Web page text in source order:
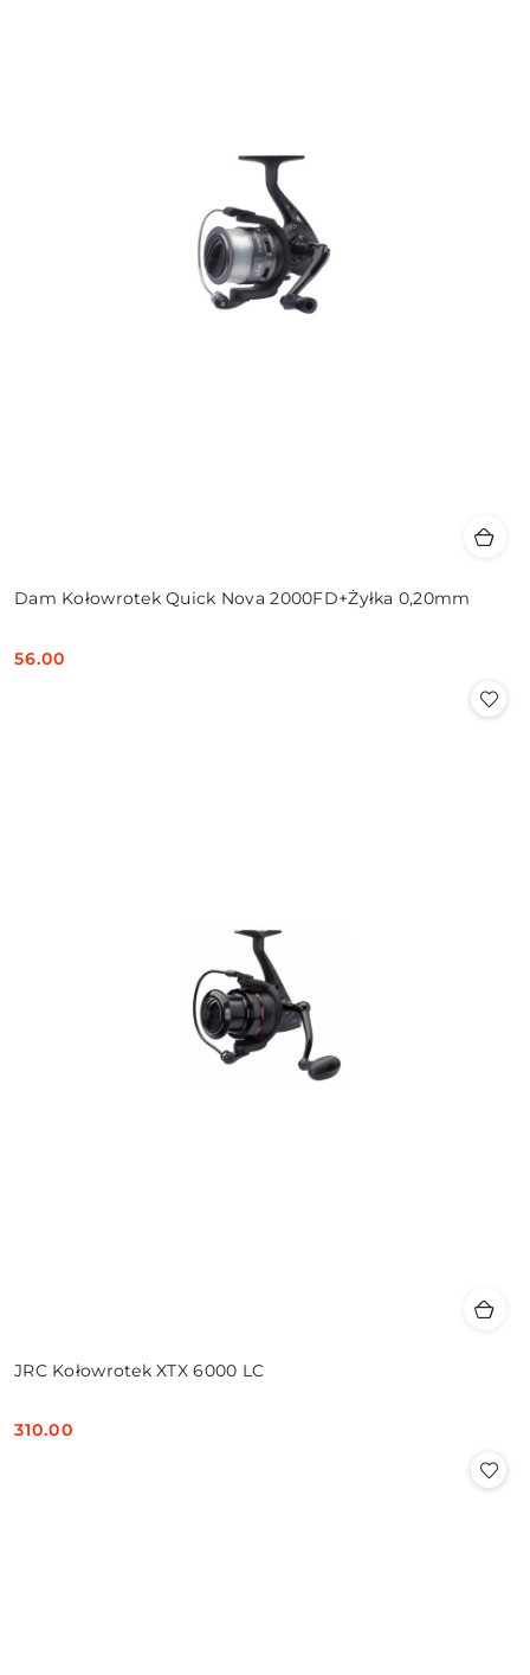
Dam Kołowrotek Quick Nova 2000FD+Żyłka 0,20mm
Cena:
56.00
JRC Kołowrotek XTX 6000 LC
Cena:
310.00